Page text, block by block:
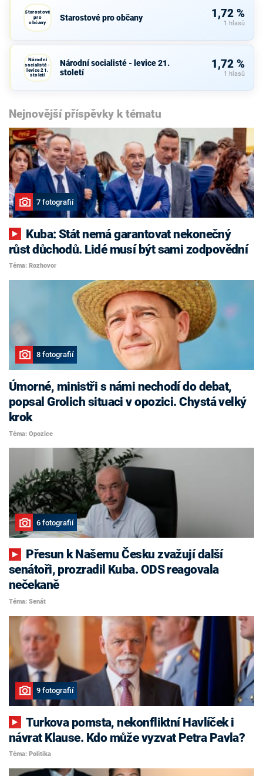
Starostové
pro
občany
Starostové pro občany 1,72 %
1 hlasů
Národní
socialisté -
levice 21.
století
Národní socialisté - levice 21.
století
1,72 %
1 hlasů
Nejnovější příspěvky k tématu
7 fotografií
růst důchodů. Lidé musí být sami zodpovědní
Téma: Rozhovor
8 fotografií
Úmorné, ministři s námi nechodí do debat,
popsal Grolich situaci v opozici. Chystá velký
krok
Téma: Opozice
6 fotografií
senátoři, prozradil Kuba. ODS reagovala
nečekaně
Téma: Senát
9 fotografií
Turkova pomsta, nekonfliktní Havlíček i
návrat Klause. Kdo může vyzvat Petra Pavla?
Téma: Politika